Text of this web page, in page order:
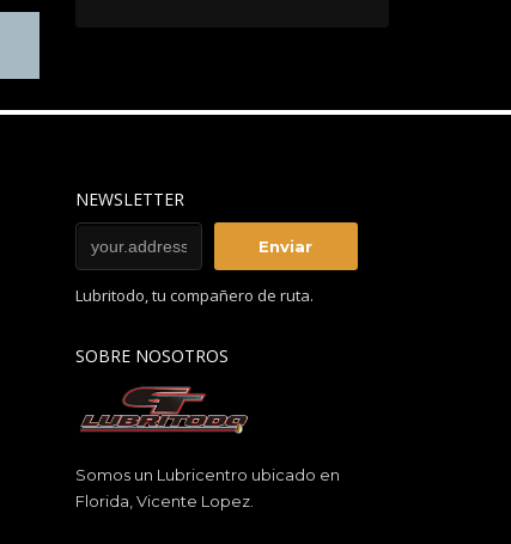
NEWSLETTER
Lubritodo, tu compañero de ruta.
SOBRE NOSOTROS
Somos un Lubricentro ubicado en
Florida, Vicente Lopez.